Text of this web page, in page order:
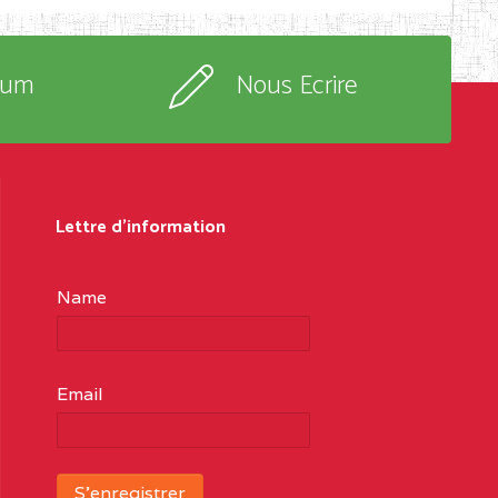
Nous Ecrire
Lettre d'information
Name
Email